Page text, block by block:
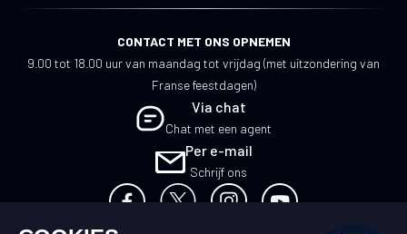
CONTACT MET ONS OPNEMEN
9.00 tot 18.00 uur van maandag tot vrijdag (met uitzondering van
Franse feestdagen)
Via chat
Chat met een agent
Per e-mail
Schrijf ons